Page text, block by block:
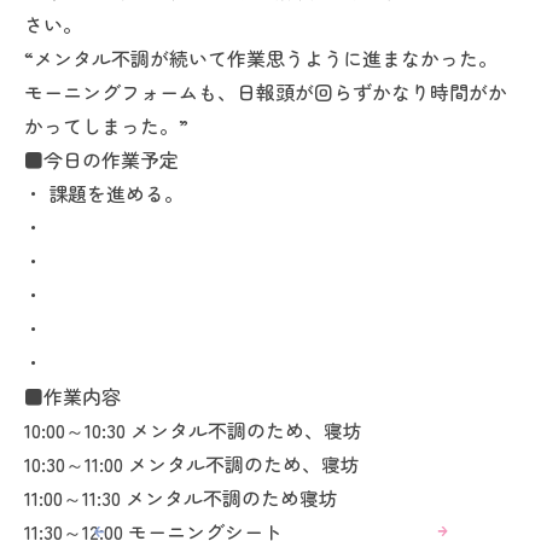
さい。
“メンタル不調が続いて作業思うように進まなかった。
モーニングフォームも、日報頭が回らずかなり時間がか
かってしまった。”
■今日の作業予定
・ 課題を進める。
・
・
・
・
・
■作業内容
10:00～10:30 メンタル不調のため、寝坊
10:30～11:00 メンタル不調のため、寝坊
11:00～11:30 メンタル不調のため寝坊
11:30～12:00 モーニングシート